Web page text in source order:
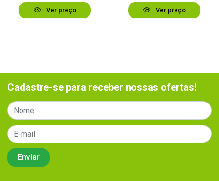
Ver preço Ver preço
Cadastre-se para receber nossas ofertas!